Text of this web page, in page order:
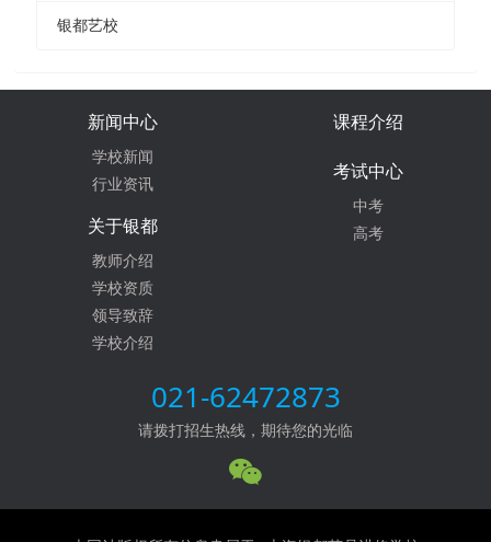
银都艺校
新闻中心
学校新闻
行业资讯
课程介绍
考试中心
中考
高考
关于银都
教师介绍
学校资质
领导致辞
学校介绍
021-62472873
请拨打招生热线，期待您的光临